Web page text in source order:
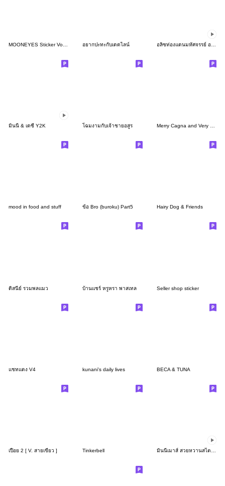
อยากปะทะกับเดดไลน์ อลิซท่องแดนมหัศจรรย์ อนิเมชั่นสติ๊กเกอร์
มินนี่ & เดซี่ Y2K โฉมงามกับเจ้าชายอสูร
mood in food and stuff ข้อ Bro (buroku) Part5 Hairy Dog & Friends
ดิสนีย์ รวมพลแมว บ้านแชร์ หรูหรา พาสเทล Seller shop sticker
แชทแดง V4 kunani's daily lives BECA & TUNA
เปื่อย 2 [ V. สายเขียว ] Tinkerbell มินนี่เมาส์ สวยหวานสไตล์สาวน้อย